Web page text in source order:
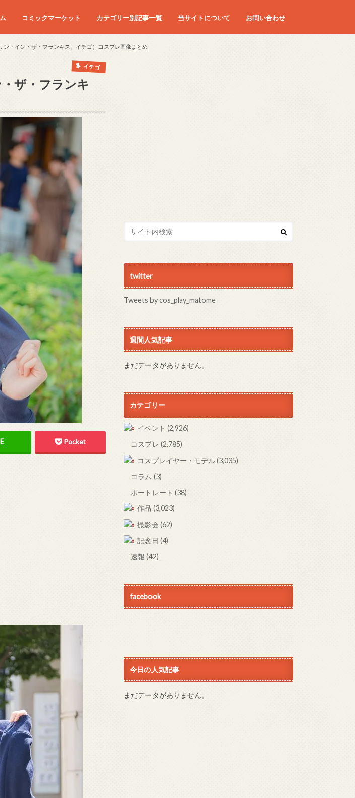
コミックマーケット
コミケC90
コミケC91
コミケC92
コミケC93
コミケC94
コミケC95
カテゴリー別記事一覧 当サイトについて お問い合わせ
ン・イン・ザ・フランキス、イチゴ）コスプレ画像まとめ
イチゴ
ザ・フランキ
Pocket
twitter
Tweets by cos_play_matome
週間人気記事
まだデータがありません。
カテゴリー
イベント (2,926)
コスプレ (2,785)
コスプレイヤー・モデル(3,035)
コラム (3)
ポートレート (38)
作品 (3,023)
撮影会 (62)
記念日 (4)
速報 (42)
facebook
今日の人気記事
まだデータがありません。